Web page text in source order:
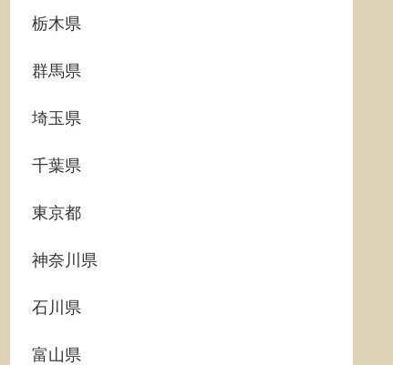
栃木県
群馬県
埼玉県
千葉県
東京都
神奈川県
石川県
富山県